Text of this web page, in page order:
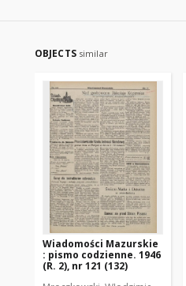
OBJECTS similar
Wiadomości Mazurskie
: pismo codzienne. 1946
(R. 2), nr 121 (132)